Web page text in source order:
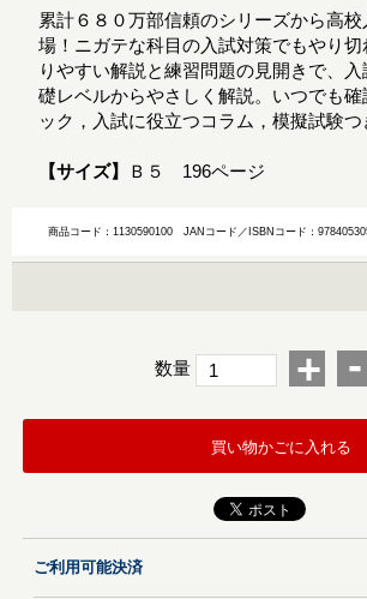
累計６８０万部信頼のシリーズから高
場！ニガテな科目の入試対策でもやり
りやすい解説と練習問題の見開きで、
礎レベルからやさしく解説。いつでも
ック，入試に役立つコラム，模擬試験つ
【サイズ】 Ｂ５ 196ページ
商品コード：1130590100JANコード／ISBNコード：
数量 + -
買い物かごに入れる
ご利用可能決済